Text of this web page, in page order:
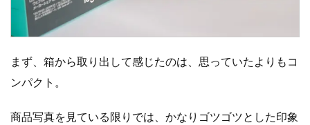
まず、箱から取り出して感じたのは、思っていたよりもコ
ンパクト。
商品写真を見ている限りでは、かなりゴツゴツとした印象